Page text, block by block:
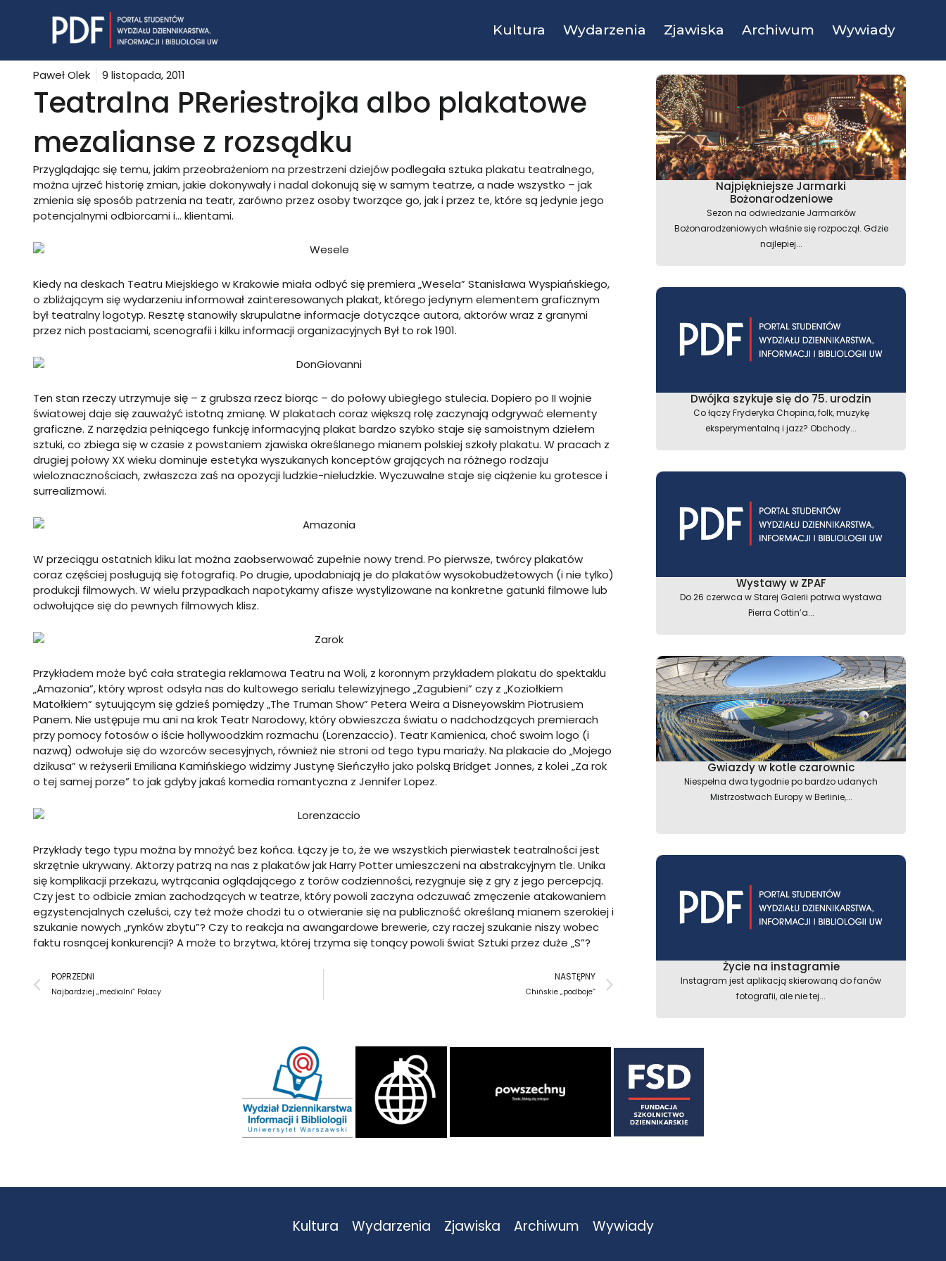
Kultura Wydarzenia Zjawiska Archiwum Wywiady
Paweł Olek 9 listopada, 2011
Teatralna PReriestrojka albo plakatowe
mezalianse z rozsądku
Przyglądając się temu, jakim przeobrażeniom na przestrzeni dziejów podlegała sztuka plakatu teatralnego,
można ujrzeć historię zmian, jakie dokonywały i nadal dokonują się w samym teatrze, a nade wszystko – jak
zmienia się sposób patrzenia na teatr, zarówno przez osoby tworzące go, jak i przez te, które są jedynie jego
potencjalnymi odbiorcami i… klientami.
Kiedy na deskach Teatru Miejskiego w Krakowie miała odbyć się premiera „Wesela” Stanisława Wyspiańskiego,
o zbliżającym się wydarzeniu informował zainteresowanych plakat, którego jedynym elementem graficznym
był teatralny logotyp. Resztę stanowiły skrupulatne informacje dotyczące autora, aktorów wraz z granymi
przez nich postaciami, scenografii i kilku informacji organizacyjnych Był to rok 1901.
Ten stan rzeczy utrzymuje się – z grubsza rzecz biorąc – do połowy ubiegłego stulecia. Dopiero po II wojnie
światowej daje się zauważyć istotną zmianę. W plakatach coraz większą rolę zaczynają odgrywać elementy
graficzne. Z narzędzia pełniącego funkcję informacyjną plakat bardzo szybko staje się samoistnym dziełem
sztuki, co zbiega się w czasie z powstaniem zjawiska określanego mianem polskiej szkoły plakatu. W pracach z
drugiej połowy XX wieku dominuje estetyka wyszukanych konceptów grających na różnego rodzaju
wieloznacznościach, zwłaszcza zaś na opozycji ludzkie-nieludzkie. Wyczuwalne staje się ciążenie ku grotesce i
surrealizmowi.
W przeciągu ostatnich kliku lat można zaobserwować zupełnie nowy trend. Po pierwsze, twórcy plakatów
coraz częściej posługują się fotografią. Po drugie, upodabniają je do plakatów wysokobudżetowych (i nie tylko)
produkcji filmowych. W wielu przypadkach napotykamy afisze wystylizowane na konkretne gatunki filmowe lub
odwołujące się do pewnych filmowych klisz.
Przykładem może być cała strategia reklamowa Teatru na Woli, z koronnym przykładem plakatu do spektaklu
„Amazonia”, który wprost odsyła nas do kultowego serialu telewizyjnego „Zagubieni” czy z „Koziołkiem
Matołkiem” sytuującym się gdzieś pomiędzy „The Truman Show” Petera Weira a Disneyowskim Piotrusiem
Panem. Nie ustępuje mu ani na krok Teatr Narodowy, który obwieszcza światu o nadchodzących premierach
przy pomocy fotosów o iście hollywoodzkim rozmachu (Lorenzaccio). Teatr Kamienica, choć swoim logo (i
nazwą) odwołuje się do wzorców secesyjnych, również nie stroni od tego typu mariaży. Na plakacie do „Mojego
dzikusa” w reżyserii Emiliana Kamińskiego widzimy Justynę Sieńczyłło jako polską Bridget Jonnes, z kolei „Za rok
o tej samej porze” to jak gdyby jakaś komedia romantyczna z Jennifer Lopez.
Przykłady tego typu można by mnożyć bez końca. Łączy je to, że we wszystkich pierwiastek teatralności jest
skrzętnie ukrywany. Aktorzy patrzą na nas z plakatów jak Harry Potter umieszczeni na abstrakcyjnym tle. Unika
się komplikacji przekazu, wytrącania oglądającego z torów codzienności, rezygnuje się z gry z jego percepcją.
Czy jest to odbicie zmian zachodzących w teatrze, który powoli zaczyna odczuwać zmęczenie atakowaniem
egzystencjalnych czeluści, czy też może chodzi tu o otwieranie się na publiczność określaną mianem szerokiej i
szukanie nowych „rynków zbytu”? Czy to reakcja na awangardowe brewerie, czy raczej szukanie niszy wobec
faktu rosnącej konkurencji? A może to brzytwa, której trzyma się tonący powoli świat Sztuki przez duże „S”?
Prev
POPRZEDNI
Najbardziej „medialni” Polacy
NASTĘPNY
Chińskie „podboje”
Następny
Najpiękniejsze Jarmarki
Bożonarodzeniowe
Sezon na odwiedzanie Jarmarków
Bożonarodzeniowych właśnie się rozpoczął. Gdzie
najlepiej...
Dwójka szykuje się do 75. urodzin
Co łączy Fryderyka Chopina, folk, muzykę
eksperymentalną i jazz? Obchody...
Wystawy w ZPAF
Do 26 czerwca w Starej Galerii potrwa wystawa
Pierra Cottin’a...
Gwiazdy w kotle czarownic
Niespełna dwa tygodnie po bardzo udanych
Mistrzostwach Europy w Berlinie,...
Życie na instagramie
Instagram jest aplikacją skierowaną do fanów
fotografii, ale nie tej...
Kultura Wydarzenia Zjawiska Archiwum Wywiady